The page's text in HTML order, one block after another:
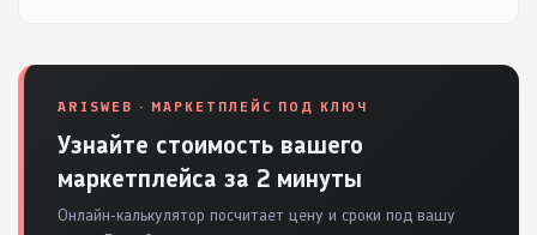
ARISWEB · МАРКЕТПЛЕЙС ПОД КЛЮЧ
Узнайте стоимость вашего
маркетплейса за 2 минуты
Онлайн-калькулятор посчитает цену и сроки под вашу